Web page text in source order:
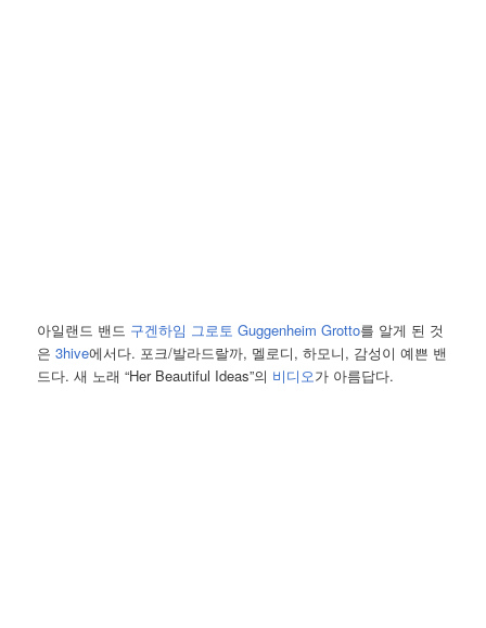
아일랜드 밴드 구겐하임 그로토 Guggenheim Grotto를 알게 된 것
은3hive에서다. 포크/발라드랄까, 멜로디, 하모니, 감성이 예쁜 밴
드다. 새 노래 “Her Beautiful Ideas”의 비디오가 아름답다.